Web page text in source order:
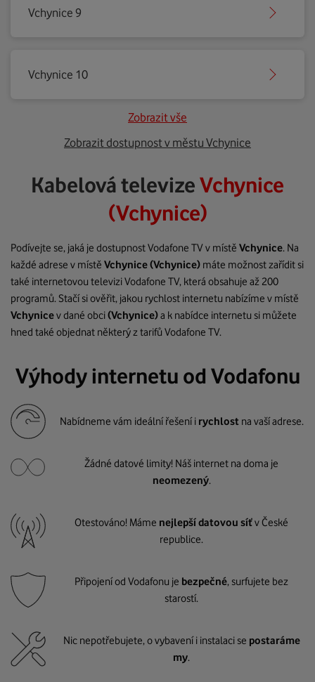
Vchynice 9
Vchynice 10
Zobrazit vše
Zobrazit dostupnost v městu Vchynice
Kabelová televizeVchynice
(Vchynice)
Podívejte se, jaká je dostupnost Vodafone TV v místě Vchynice. Na
každé adrese v místě Vchynice(Vchynice) máte možnost zařídit si
také internetovou televizi Vodafone TV, která obsahuje až 200
programů. Stačí si ověřit, jakou rychlost internetu nabízíme v místě
Vchynicev dané obci(Vchynice)a k nabídce internetu si můžete
hned také objednat některý z tarifů Vodafone TV.
Výhody internetu od Vodafonu
Nabídneme vám ideální řešení i rychlost na vaší adrese.
Žádné datové limity! Náš internet na doma je
neomezený.
Otestováno! Máme nejlepší datovou síťv České
republice.
Připojení od Vodafonu je bezpečné, surfujete bez
starostí.
Nic nepotřebujete, o vybavení i instalaci se postaráme
my.